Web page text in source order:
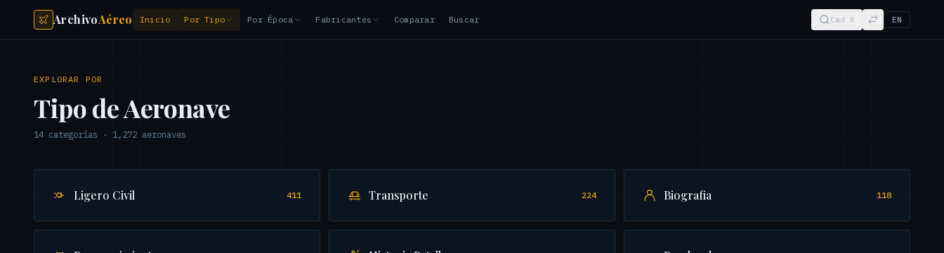
ArchivoAéreo Inicio Por Tipo Por Época Fabricantes Comparar Buscar Cmd K EN
EXPLORAR POR
Tipo de Aeronave
14 categorías · 1,272 aeronaves
Ligero Civil 411 Transporte 224 Biografia 118